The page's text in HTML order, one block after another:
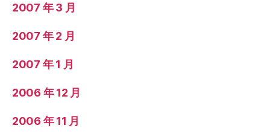
2007 年 3 月
2007 年 2 月
2007 年 1 月
2006 年 12 月
2006 年 11 月